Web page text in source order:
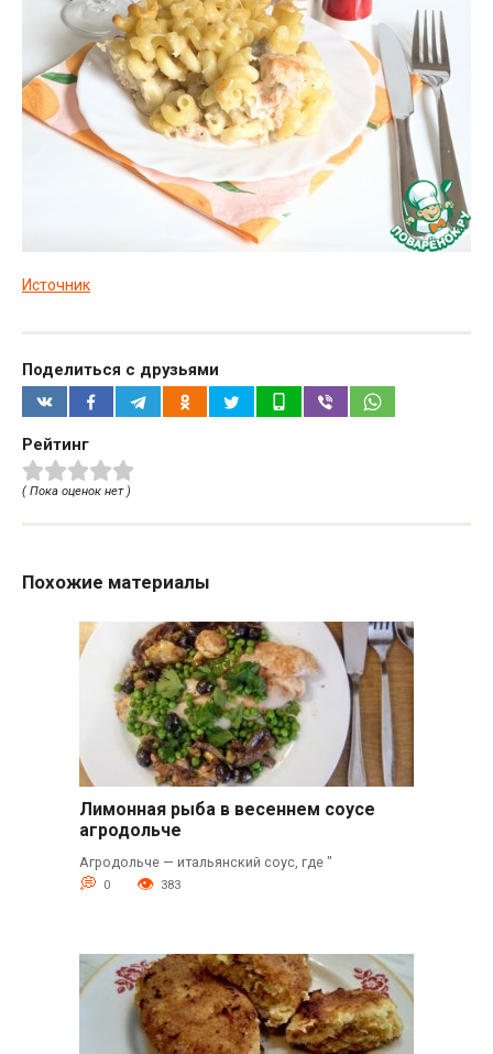
Источник
Поделиться с друзьями
Рейтинг
( Пока оценок нет )
Похожие материалы
Лимонная рыба в весеннем соусе
агродольче
Агродольче — итальянский соус, где "
0 383